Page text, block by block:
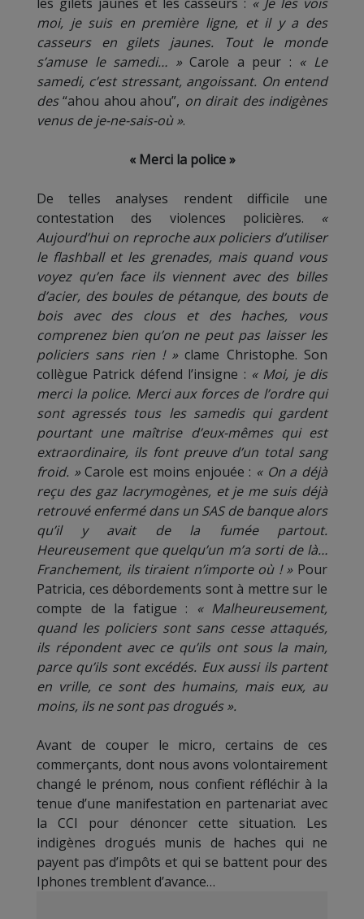
les gilets jaunes et les casseurs : « Je les vois
moi, je suis en première ligne, et il y a des
casseurs en gilets jaunes. Tout le monde
s’amuse le samedi… »Carole a peur : « Le
samedi, c’est stressant, angoissant. On entend
des“ahou ahou ahou”, on dirait des indigènes
venus de je-ne-sais-où ».
« Merci la police »
De telles analyses rendent difficile une
contestation des violences policières. «
Aujourd’hui on reproche aux policiers d’utiliser
le flashball et les grenades, mais quand vous
voyez qu’en face ils viennent avec des billes
d’acier, des boules de pétanque, des bouts de
bois avec des clous et des haches, vous
comprenez bien qu’on ne peut pas laisser les
policiers sans rien ! »clame Christophe. Son
collègue Patrick défend l’insigne : « Moi, je dis
merci la police. Merci aux forces de l’ordre qui
sont agressés tous les samedis qui gardent
pourtant une maîtrise d’eux-mêmes qui est
extraordinaire, ils font preuve d’un total sang
froid. »Carole est moins enjouée : « On a déjà
reçu des gaz lacrymogènes, et je me suis déjà
retrouvé enfermé dans un SAS de banque alors
qu’il y avait de la fumée partout.
Heureusement que quelqu’un m’a sorti de là…
Franchement, ils tiraient n’importe où ! »Pour
Patricia, ces débordements sont à mettre sur le
compte de la fatigue :
« Malheureusement,
quand les policiers sont sans cesse attaqués,
ils répondent avec ce qu’ils ont sous la main,
parce qu’ils sont excédés. Eux aussi ils partent
en vrille, ce sont des humains, mais eux, au
moins, ils ne sont pas drogués ».
Avant de couper le micro, certains de ces
commerçants, dont nous avons volontairement
changé le prénom, nous confient réfléchir à la
tenue d’une manifestation en partenariat avec
la CCI pour dénoncer cette situation. Les
indigènes drogués munis de haches qui ne
payent pas d’impôts et qui se battent pour des
Iphones tremblent d’avance…